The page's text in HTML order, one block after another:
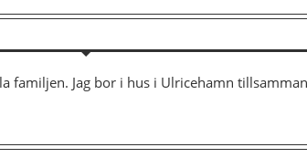
familjen. Jag bor i hus i Ulricehamn